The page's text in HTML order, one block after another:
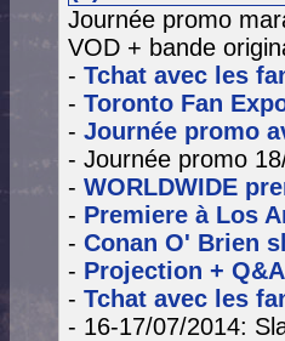
Journée promo
VOD + bande
- Tchat avec les
- Toronto Fan
- Journée promo
- Journée promo
- WORLDWIDE
- Premiere à Los
- Conan O' Brien
- Projection +
- Tchat avec les
- 16-17/07/2014: